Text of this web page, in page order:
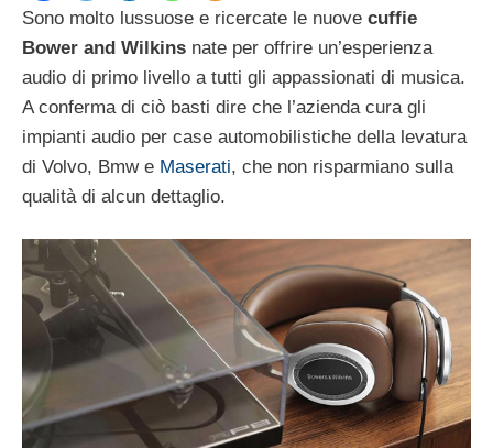
Sono molto lussuose e ricercate le nuove cuffie
Bower and Wilkins nate per offrire un’esperienza
audio di primo livello a tutti gli appassionati di musica.
A conferma di ciò basti dire che l’azienda cura gli
impianti audio per case automobilistiche della levatura
di Volvo, Bmw e Maserati, che non risparmiano sulla
qualità di alcun dettaglio.